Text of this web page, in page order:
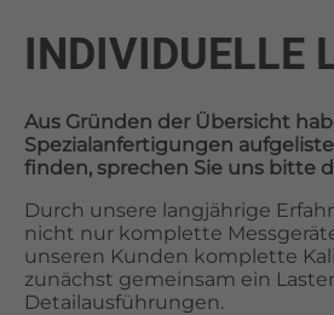
INDIVIDUELLE
Aus Gründen der Übersicht
Spezialanfertigungen
finden, sprechen Sie uns bitte
Durch unsere langjährige
nicht nur komplette
unseren Kunden komplette
zunächst gemeinsam ein
Detailausführungen.